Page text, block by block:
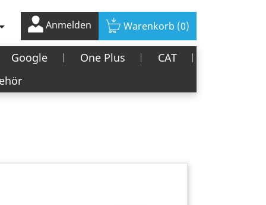
Anmelden Warenkorb (0)
Google One Plus
CAT